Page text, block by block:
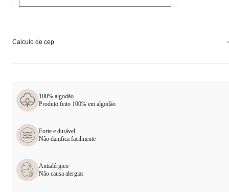
Calculo de cep
100% algodão
Produto feito 100% em algodão
Forte e durável
Não danifica facilmente
Antialérgico
Não causa alergias